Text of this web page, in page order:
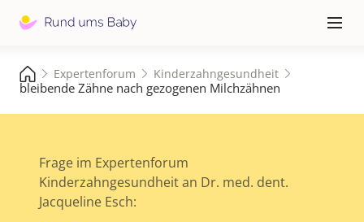
≡
Expertenforum Kinderzahngesundheit
bleibende Zähne nach gezogenen Milchzähnen
Frage im Expertenforum
Kinderzahngesundheit an Dr. med. dent.
Jacqueline Esch: